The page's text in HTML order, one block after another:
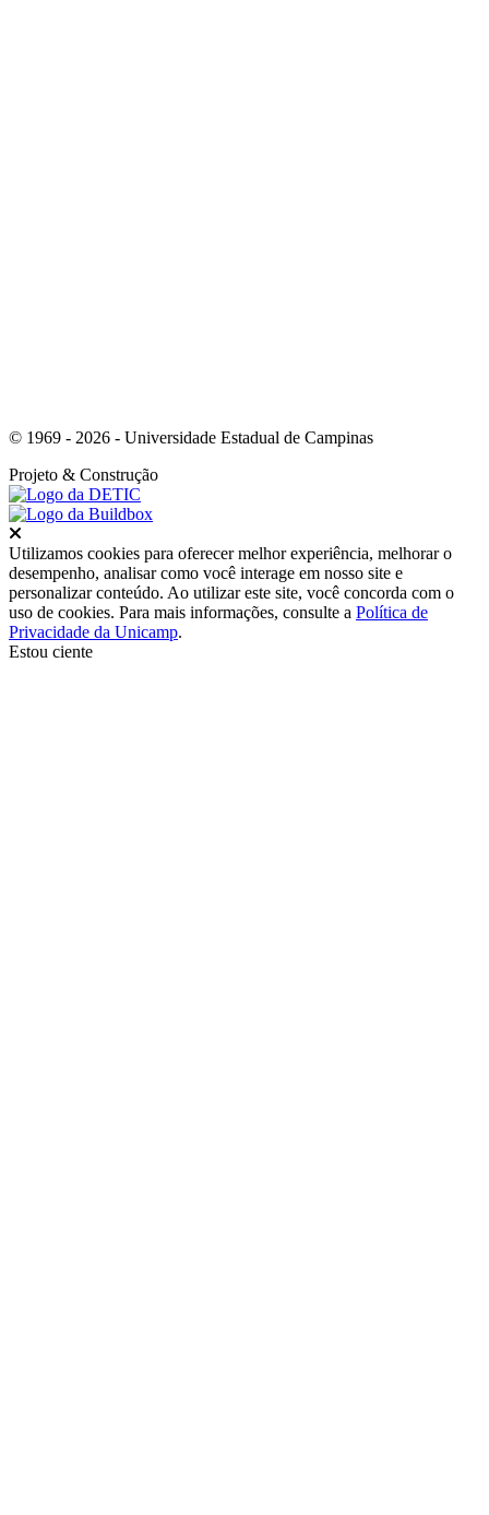
© 1969 - 2026 - Universidade Estadual de Campinas
Projeto & Construção
Utilizamos cookies para oferecer melhor experiência, melhorar o
desempenho, analisar como você interage em nosso site e
personalizar conteúdo. Ao utilizar este site, você concorda com o
uso de cookies. Para mais informações, consulte a Política de
Privacidade da Unicamp.
Estou ciente